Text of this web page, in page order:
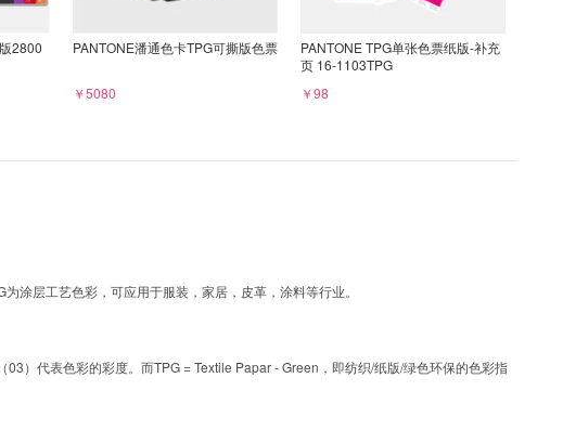
2800
PANTONE潘通色卡TPG可撕版色票
￥5080
PANTONE TPG单张色票纸版-补充
页 16-1103TPG
￥98
涂层工艺色彩，可应用于服装，家居，皮革，涂料等行业。
）代表色彩的彩度。而TPG = Textile Papar - Green，即纺织/纸版/绿色环保的色彩指